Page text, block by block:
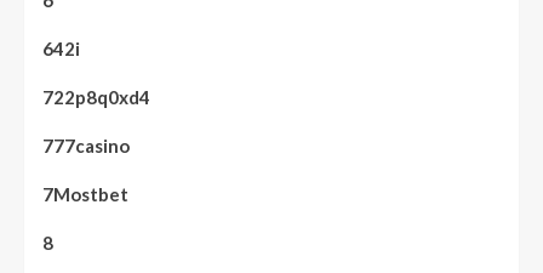
642i
722p8q0xd4
777casino
7Mostbet
8